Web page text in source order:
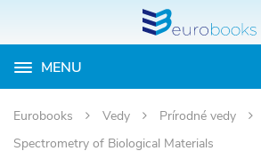
MENU
Eurobooks Vedy Prírodné vedy
Spectrometry of Biological Materials